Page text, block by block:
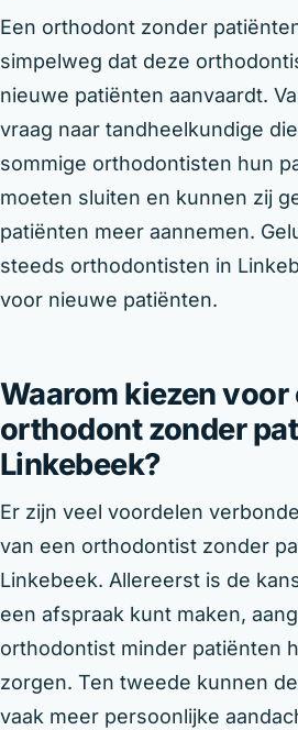
Een orthodont zonder
simpelweg dat deze
nieuwe patiënten aanvaardt.
vraag naar tandheelkundige
sommige orthodontisten hun
moeten sluiten en kunnen zij
patiënten meer aannemen.
steeds orthodontisten in
voor nieuwe patiënten.
Waarom kiezen voor
orthodont zonder
Linkebeek?
Er zijn veel voordelen
van een orthodontist zonder
Linkebeek. Allereerst is de
een afspraak kunt maken,
orthodontist minder patiënten
zorgen. Ten tweede kunnen
vaak meer persoonlijke